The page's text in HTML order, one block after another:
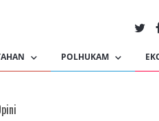
POLHUKAM